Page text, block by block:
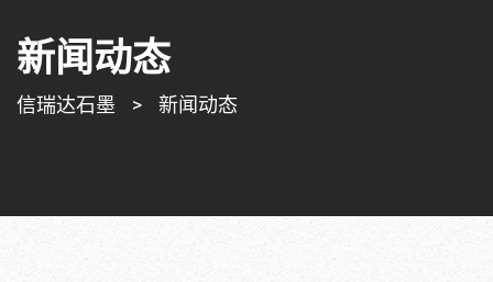
新闻动态
信瑞达石墨 > 新闻动态